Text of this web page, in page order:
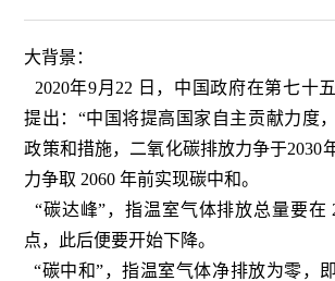
大背景：
2020年9月22 日，中国政府在第七十
提出：“中国将提高国家自主贡献力度
政策和措施，二氧化碳排放力争于2030
力争取 2060 年前实现碳中和。
“碳达峰”，指温室气体排放总量要在
点，此后便要开始下降。
“碳中和”，指温室气体净排放为零，